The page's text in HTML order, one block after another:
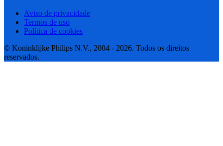
Aviso de privacidade
Termos de uso
Política de cookies
© Koninklijke Philips N.V., 2004 - 2026. Todos os direitos
reservados.